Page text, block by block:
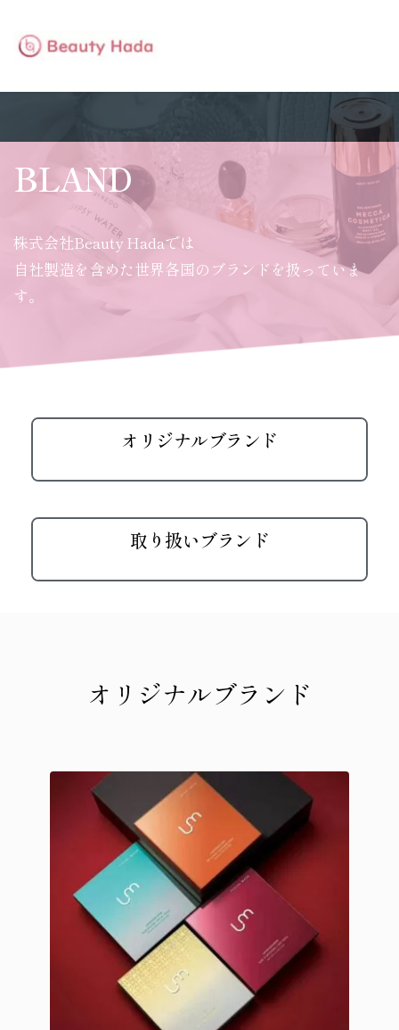
BLAND
株式会社Beauty Hadaでは
自社製造を含めた世界各国のブランドを扱っていま
す。
オリジナルブランド
取り扱いブランド
オリジナルブランド